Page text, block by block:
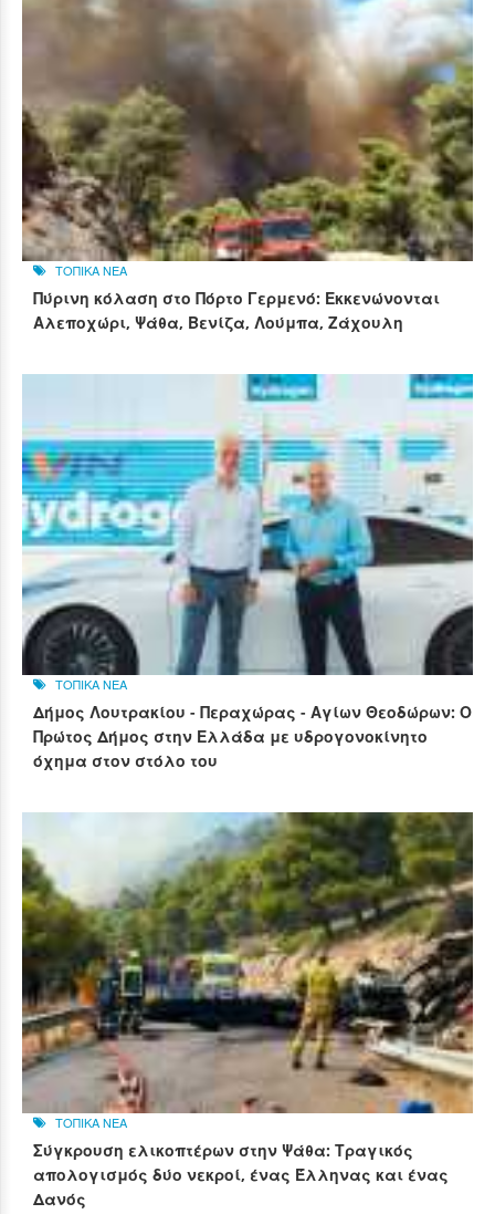
ΤΟΠΙΚΑ ΝΕΑ
Πύρινη κόλαση στο Πόρτο Γερμενό: Εκκενώνονται
Αλεποχώρι, Ψάθα, Βενίζα, Λούμπα, Ζάχουλη
ΤΟΠΙΚΑ ΝΕΑ
Δήμος Λουτρακίου - Περαχώρας - Αγίων Θεοδώρων: Ο
Πρώτος Δήμος στην Ελλάδα με υδρογονοκίνητο
όχημα στον στόλο του
ΤΟΠΙΚΑ ΝΕΑ
Σύγκρουση ελικοπτέρων στην Ψάθα: Τραγικός
απολογισμός δύο νεκροί, ένας Έλληνας και ένας
Δανός